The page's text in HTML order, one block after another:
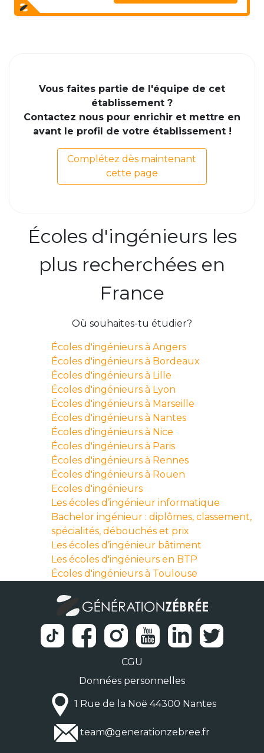
Vous faites partie de l'équipe de cet
établissement ?
Contactez nous pour enrichir et mettre en
avant le profil de votre établissement !
Complétez dès maintenant
cette page
Écoles d'ingénieurs les
plus recherchées en
France
Où souhaites-tu étudier?
Écoles d'ingénieurs à Angers
Écoles d'ingénieurs à Bordeaux
Écoles d'ingénieurs à Lille
Écoles d'ingénieurs à Lyon
Écoles d'ingénieurs à Marseille
Écoles d'ingénieurs à Nantes
Écoles d'ingénieurs à Nice
Écoles d'ingénieurs à Paris
Écoles d'ingénieurs à Rennes
Écoles d'ingénieurs à Rouen
Ecoles d'ingénieurs
Les écoles d’ingénieur informatique
Bachelor ingénieur : diplômes, classement,
spécialités, débouchés et prix
Les écoles d’ingénieur bâtiment
Les écoles d'ingénieurs en BTP
Écoles d'ingénieurs à Toulouse
CGU
Données personnelles
1 Rue de la Noë 44300 Nantes
team@generationzebree.fr